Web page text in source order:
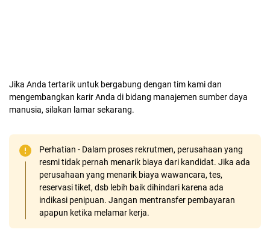
Jika Anda tertarik untuk bergabung dengan tim kami dan
mengembangkan karir Anda di bidang manajemen sumber daya
manusia, silakan lamar sekarang.
Perhatian - Dalam proses rekrutmen, perusahaan yang
resmi tidak pernah menarik biaya dari kandidat. Jika ada
perusahaan yang menarik biaya wawancara, tes,
reservasi tiket, dsb lebih baik dihindari karena ada
indikasi penipuan. Jangan mentransfer pembayaran
apapun ketika melamar kerja.